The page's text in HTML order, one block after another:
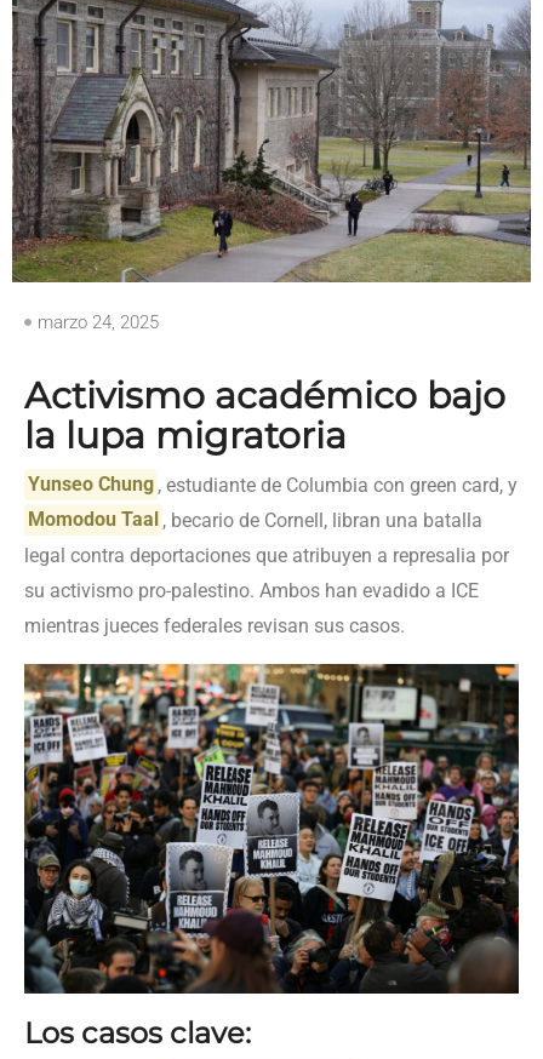
marzo 24, 2025
Activismo académico bajo
la lupa migratoria
Yunseo Chung , estudiante de Columbia con green card, y
Momodou Taal , becario de Cornell, libran una batalla
legal contra deportaciones que atribuyen a represalia por
su activismo pro-palestino. Ambos han evadido a ICE
mientras jueces federales revisan sus casos.
Los casos clave: